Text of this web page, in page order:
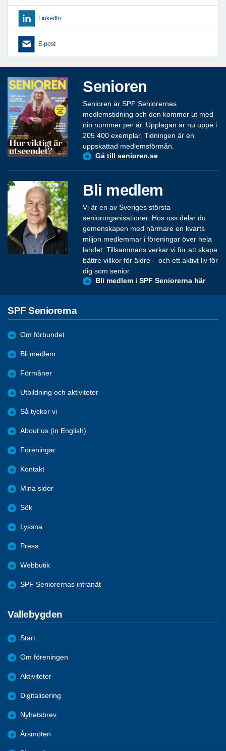
LinkedIn
E-post
Senioren
Senioren är SPF Seniorernas
medlemstidning och den kommer ut med
nio nummer per år. Upplagan är nu uppe i
205 400 exemplar. Tidningen är en
uppskattad medlemsförmån.
Gå till senioren.se
Bli medlem
Vi är en av Sveriges största
seniororganisationer. Hos oss delar du
gemenskapen med närmare en kvarts
miljon medlemmar i föreningar över hela
landet. Tillsammans verkar vi för att skapa
bättre villkor för äldre – och ett aktivt liv för
dig som senior.
Bli medlem i SPF Seniorerna här
SPF Seniorerna
Om förbundet
Bli medlem
Förmåner
Utbildning och aktiviteter
Så tycker vi
About us (in English)
Föreningar
Kontakt
Mina sidor
Sök
Lyssna
Press
Webbutik
SPF Seniorernas intranät
Vallebygden
Start
Om föreningen
Aktiviteter
Digitalisering
Nyhetsbrev
Årsmöten